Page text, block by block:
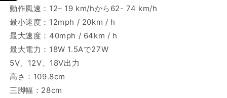
動作風速：12– 19 km/hから62- 74 km/h
最小速度：12mph / 20km / h
最大速度：40mph / 64km / h
最大電力：18W 1.5Aで27W
5V、12V、18V出力
高さ：109.8cm
三脚幅：28cm